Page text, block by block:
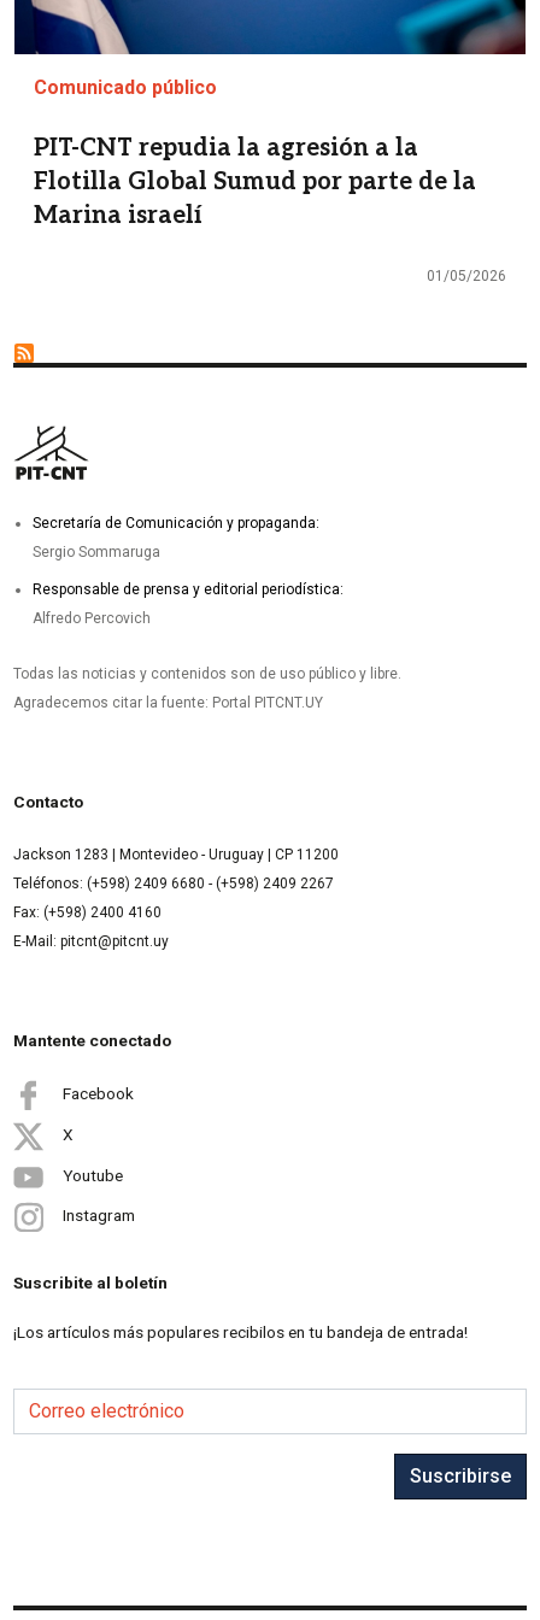
Comunicado público
PIT-CNT repudia la agresión a la
Flotilla Global Sumud por parte de la
Marina israelí
01/05/2026
Secretaría de Comunicación y propaganda:
Sergio Sommaruga
Responsable de prensa y editorial periodística:
Alfredo Percovich
Todas las noticias y contenidos son de uso público y libre.
Agradecemos citar la fuente: Portal PITCNT.UY
Contacto
Jackson 1283 | Montevideo - Uruguay | CP 11200
Teléfonos: (+598) 2409 6680 - (+598) 2409 2267
Fax: (+598) 2400 4160
E-Mail: pitcnt@pitcnt.uy
Mantente conectado
Facebook
X
Youtube
Instagram
Suscribite al boletín
¡Los artículos más populares recibilos en tu bandeja de entrada!
Correo electrónico
Suscribirse